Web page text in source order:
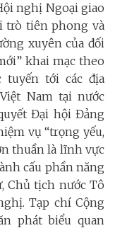
nghị Ngoại giao
trò tiên phong và
xuyên của đối
khai mạc theo
tới các địa
Nam tại nước
Đại hội Đảng
vụ “trọng yếu,
thuần là lĩnh vực
cấu phần năng
Chủ tịch nước Tô
Tạp chí Cộng
phát biểu quan